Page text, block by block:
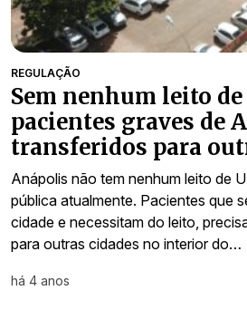
REGULAÇÃO
Sem nenhum leito
pacientes graves de
transferidos para
Anápolis não tem nenhum leito de
pública atualmente. Pacientes que
cidade e necessitam do leito,
para outras cidades no interior do…
há 4 anos